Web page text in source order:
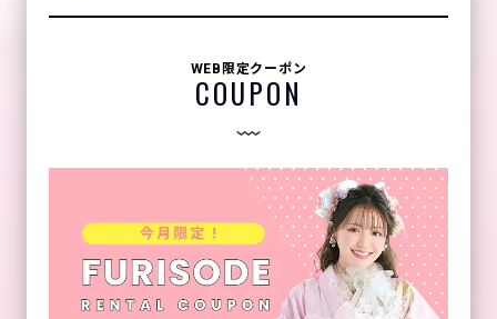
WEB限定クーポン
COUPON